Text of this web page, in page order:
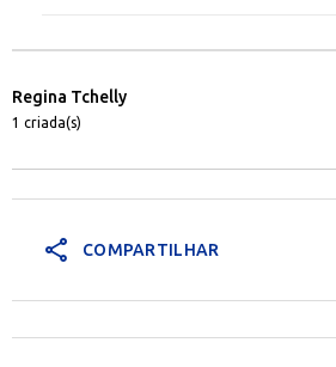
Regina Tchelly
1 criada(s)
share COMPARTILHAR